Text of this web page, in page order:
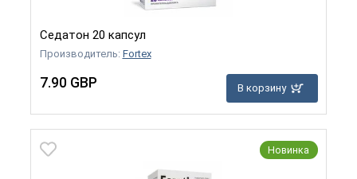
Седатон 20 капсул
Производитель: Fortex
7.90 GBP В корзину
Новинка